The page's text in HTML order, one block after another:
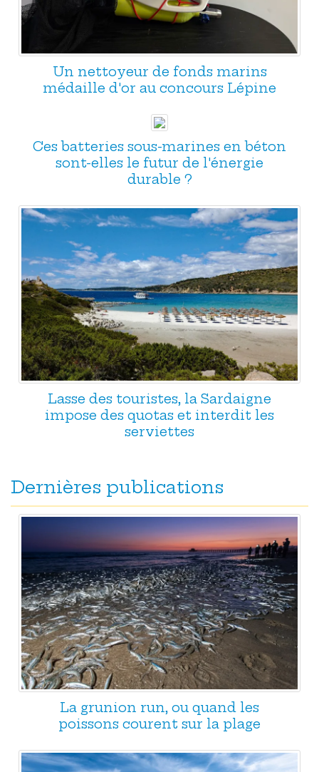
Un nettoyeur de fonds marins
médaille d'or au concours Lépine
Ces batteries sous-marines en béton
sont-elles le futur de l'énergie
durable ?
Lasse des touristes, la Sardaigne
impose des quotas et interdit les
serviettes
Dernières publications
La grunion run, ou quand les
poissons courent sur la plage